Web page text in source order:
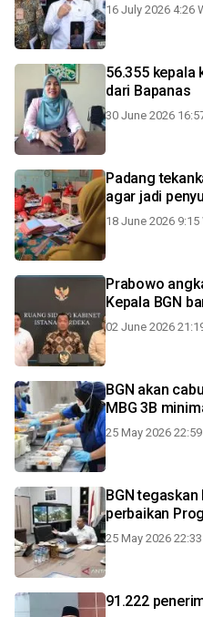
16 July 2026 4:26
56.355 kepala
dari Bapanas
30 June 2026
Padang
agar jadi
18 June 2026 9:15
Prabowo
Kepala BGN
02 June 2026
BGN akan
MBG 3B
25 May 2026
BGN
perbaikan
25 May 2026
91.222